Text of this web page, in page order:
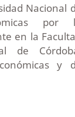
Nacional
por
en la
de
y